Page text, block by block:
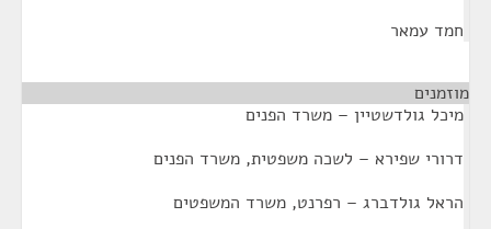
חמד עמאר
מוזמנים
מיכל גולדשטיין – משרד הפנים
דרורי שפירא – לשכה משפטית, משרד הפנים
הראל גולדברג – רפרנט, משרד המשפטים